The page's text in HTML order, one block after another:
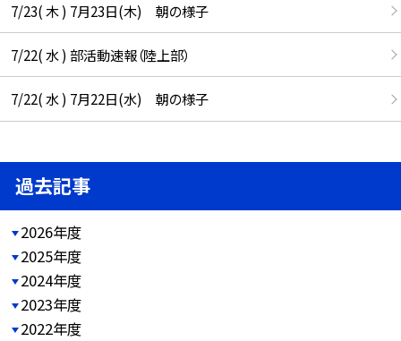
7/23( 木 ) 7月23日(木) 朝の様子
7/22( 水 ) 部活動速報（陸上部）
7/22( 水 ) 7月22日(水) 朝の様子
過去記事
2026年度
2025年度
2024年度
2023年度
2022年度